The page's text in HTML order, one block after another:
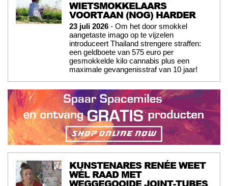
WIETSMOKKELAARS
VOORTAAN (NOG) HARDER
23 juli 2026 - Om het door smokkel
aangetaste imago op te vijzelen
introduceert Thailand strengere straffen:
een geldboete van 575 euro per
gesmokkelde kilo cannabis plus een
maximale gevangenisstraf van 10 jaar!
KUNSTENARES RENÉE WEET
WÉL RAAD MET